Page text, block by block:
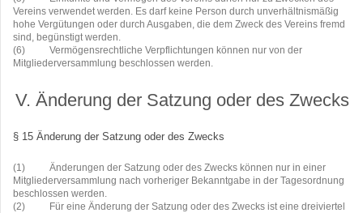
Vereins verwendet werden. Es darf keine Person durch unverhältnismäßig
hohe Vergütungen oder durch Ausgaben, die dem Zweck des Vereins fremd
sind, begünstigt werden.
(6)
Vermögensrechtliche Verpflichtungen können nur von der
Mitgliederversammlung beschlossen werden.
V. Änderung der Satzung oder des Zwecks
§ 15 Änderung der Satzung oder des Zwecks
(1)
Änderungen der Satzung oder des Zwecks können nur in einer
Mitgliederversammlung nach vorheriger Bekanntgabe in der Tagesordnung
beschlossen werden.
(2)
Für eine Änderung der Satzung oder des Zwecks ist eine dreiviertel